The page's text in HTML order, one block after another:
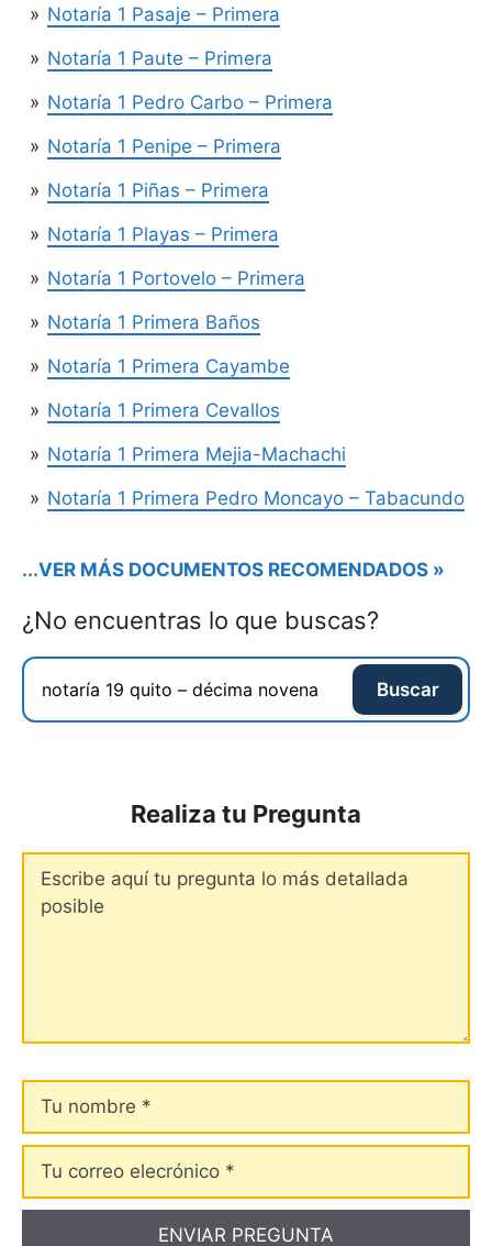
Notaría 1 Pasaje – Primera
Notaría 1 Paute – Primera
Notaría 1 Pedro Carbo – Primera
Notaría 1 Penipe – Primera
Notaría 1 Piñas – Primera
Notaría 1 Playas – Primera
Notaría 1 Portovelo – Primera
Notaría 1 Primera Baños
Notaría 1 Primera Cayambe
Notaría 1 Primera Cevallos
Notaría 1 Primera Mejia-Machachi
Notaría 1 Primera Pedro Moncayo – Tabacundo
...VER MÁS DOCUMENTOS RECOMENDADOS »
¿No encuentras lo que buscas?
Buscar
Realiza tu Pregunta
nombre
Tu
correo
elecrónico